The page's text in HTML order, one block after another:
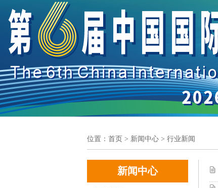
位置： 首页 > 新闻中心 > 行业新闻
新闻中心